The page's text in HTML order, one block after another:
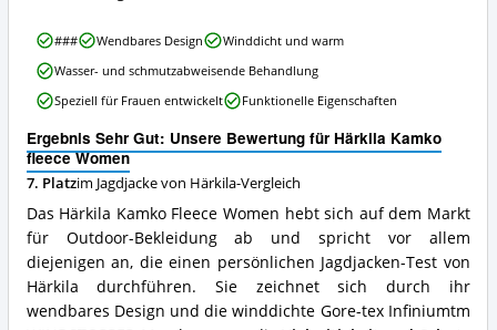
erhältlich?
Ergebnis Sehr Gut: Unsere Bewertung für Härkila Kamko
fleece Women
7. Platzim Jagdjacke von Härkila-Vergleich
Das Härkila Kamko Fleece Women hebt sich auf dem Markt
für Outdoor-Bekleidung ab und spricht vor allem
diejenigen an, die einen persönlichen Jagdjacken-Test von
Härkila durchführen. Sie zeichnet sich durch ihr
wendbares Design und die winddichte Gore-tex Infiniumtm
Härkila
Kamko
fleece
Women
Vorteile:
Was
spricht
für
Jagdjacke
von
Härkila?
### Wendbares Design
Winddicht und warm
Wasser- und schmutzabweisende Behandlung
Speziell für Frauen entwickelt
Funktionelle Eigenschaften